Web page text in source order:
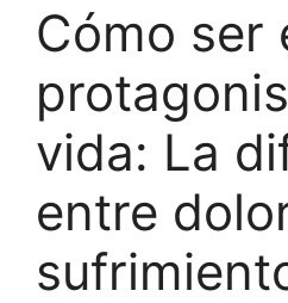
Cómo ser
vida: La
entre